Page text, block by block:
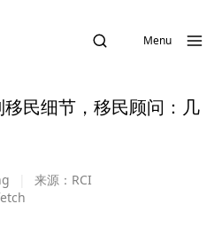
Menu
民细节，移民顾问：几
来源： RCI